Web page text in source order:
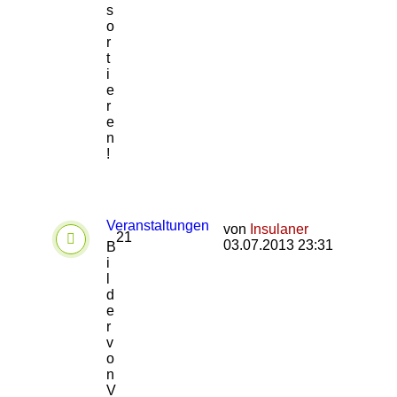
s
o
r
t
i
e
r
e
n
!
Veranstaltungen
B
i
d
e
r
v
o
n
V
21
von Insulaner
03.07.2013 23:31